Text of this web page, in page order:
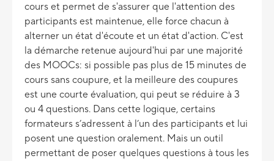
cours et permet de s'assurer que l'attention des
participants est maintenue, elle force chacun à
alterner un état d'écoute et un état d'action. C'est
la démarche retenue aujourd'hui par une majorité
des MOOCs: si possible pas plus de 15 minutes de
cours sans coupure, et la meilleure des coupures
est une courte évaluation, qui peut se réduire à 3
ou 4 questions. Dans cette logique, certains
formateurs s’adressent à l’un des participants et lui
posent une question oralement. Mais un outil
permettant de poser quelques questions à tous les